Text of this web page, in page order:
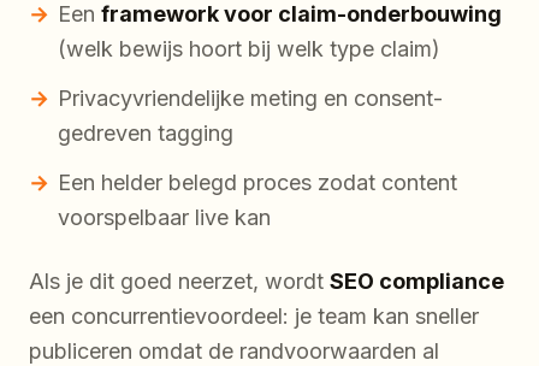
Een framework voor claim-onderbouwing
(welk bewijs hoort bij welk type claim)
Privacyvriendelijke meting en consent-
gedreven tagging
Een helder belegd proces zodat content
voorspelbaar live kan
Als je dit goed neerzet, wordt SEO compliance
een concurrentievoordeel: je team kan sneller
publiceren omdat de randvoorwaarden al